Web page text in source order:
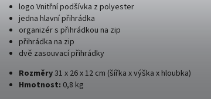
logo Vnitřní podšívka z polyester
jedna hlavní přihrádka
organizér s přihrádkou na zip
přihrádka na zip
dvě zasouvací přihrádky
Rozměry31 x 26 x 12 cm (šířka x výška x hloubka)
Hmotnost: 0,8 kg